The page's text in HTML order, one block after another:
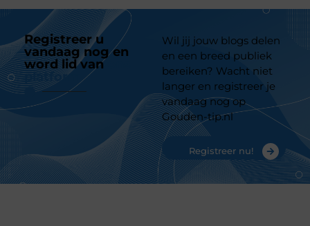
Registreer u
vandaag nog en
word lid van
platform
Wil jij jouw blogs delen
en een breed publiek
bereiken? Wacht niet
langer en registreer je
vandaag nog op
Gouden-tip.nl
Registreer nu!